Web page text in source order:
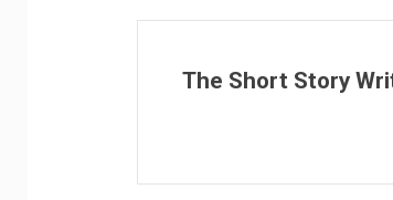
The Short Story